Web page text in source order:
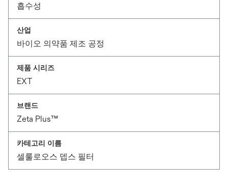
흡수성
산업
바이오 의약품 제조 공정
제품 시리즈
EXT
브랜드
Zeta Plus™
카테고리 이름
셀룰로오스 뎁스 필터